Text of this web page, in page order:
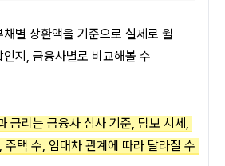
별 상환액을 기준으로 실제로 월
지, 금융사별로 비교해볼 수
금리는 금융사 심사 기준, 담보 시세,
주택 수, 임대차 관계에 따라 달라질 수